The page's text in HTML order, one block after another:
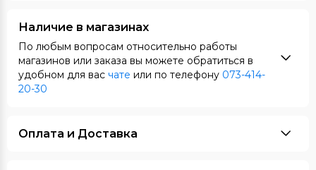
Наличие в магазинах
По любым вопросам относительно работы
магазинов или заказа вы можете обратиться в
удобном для вас чате или по телефону 073-414-
20-30
Оплата и Доставка